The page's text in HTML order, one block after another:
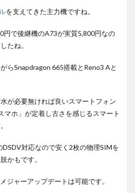
を支えてきた主力機ですね。
円で後継機のA73が実質5,800円なの
たね。
らSnapdragon 665搭載とReno3 Aと
が必要無ければ良いスマートフォン
マホ」が定着し古さを感じるスマート
対応なので安く2枚の物理SIMを
かもです。
ジャーアップデートは可能です。